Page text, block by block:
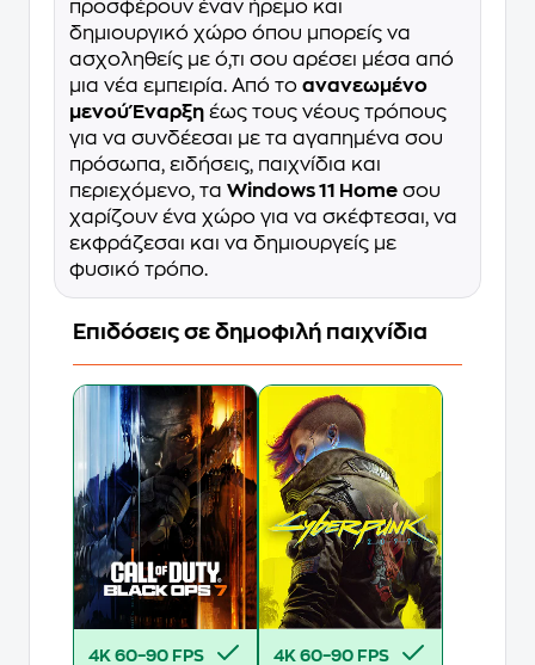
προσφέρουν έναν ήρεμο και
δημιουργικό χώρο όπου μπορείς να
ασχοληθείς με ό,τι σου αρέσει μέσα από
μια νέα εμπειρία. Από το ανανεωμένο
μενού Έναρξη έως τους νέους τρόπους
για να συνδέεσαι με τα αγαπημένα σου
πρόσωπα, ειδήσεις, παιχνίδια και
περιεχόμενο, τα Windows 11 Home σου
χαρίζουν ένα χώρο για να σκέφτεσαι, να
εκφράζεσαι και να δημιουργείς με
φυσικό τρόπο.
Επιδόσεις σε δημοφιλή παιχνίδια
4K 60–90 FPS 4K 60–90 FPS